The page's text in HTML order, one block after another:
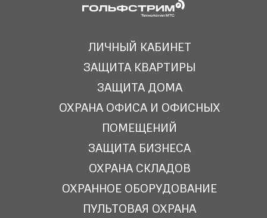
ЛИЧНЫЙ КАБИНЕТ
ЗАЩИТА КВАРТИРЫ
ЗАЩИТА ДОМА
ОХРАНА ОФИСА И ОФИСНЫХ
ПОМЕЩЕНИЙ
ЗАЩИТА БИЗНЕСА
ОХРАНА СКЛАДОВ
ОХРАННОЕ ОБОРУДОВАНИЕ
ПУЛЬТОВАЯ ОХРАНА